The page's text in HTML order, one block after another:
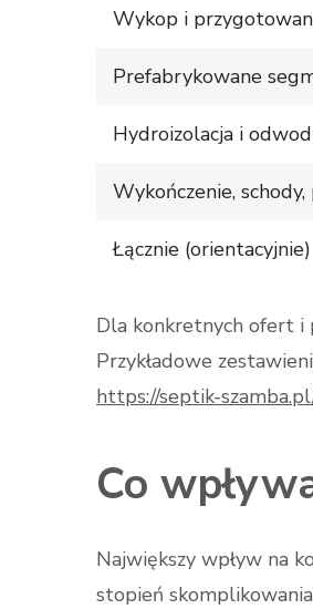
Wykop i
Prefabrykowane
Hydroizolacja i
Wykończenie, schody,
Łącznie (orientacyjnie)
Dla konkretnych ofert i
Przykładowe
https://septik-
Co
Największy wpływ na
stopień